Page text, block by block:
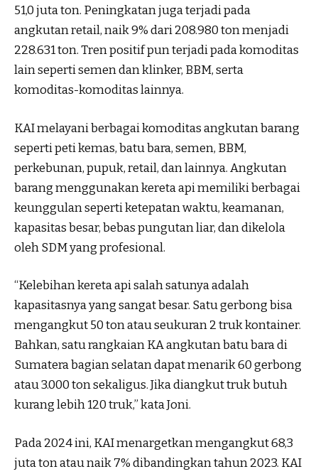
51,0 juta ton. Peningkatan juga terjadi pada
angkutan retail, naik 9% dari 208.980 ton menjadi
228.631 ton. Tren positif pun terjadi pada komoditas
lain seperti semen dan klinker, BBM, serta
komoditas-komoditas lainnya.
KAI melayani berbagai komoditas angkutan barang
seperti peti kemas, batu bara, semen, BBM,
perkebunan, pupuk, retail, dan lainnya. Angkutan
barang menggunakan kereta api memiliki berbagai
keunggulan seperti ketepatan waktu, keamanan,
kapasitas besar, bebas pungutan liar, dan dikelola
oleh SDM yang profesional.
“Kelebihan kereta api salah satunya adalah
kapasitasnya yang sangat besar. Satu gerbong bisa
mengangkut 50 ton atau seukuran 2 truk kontainer.
Bahkan, satu rangkaian KA angkutan batu bara di
Sumatera bagian selatan dapat menarik 60 gerbong
atau 3.000 ton sekaligus. Jika diangkut truk butuh
kurang lebih 120 truk,” kata Joni.
Pada 2024 ini, KAI menargetkan mengangkut 68,3
juta ton atau naik 7% dibandingkan tahun 2023. KAI